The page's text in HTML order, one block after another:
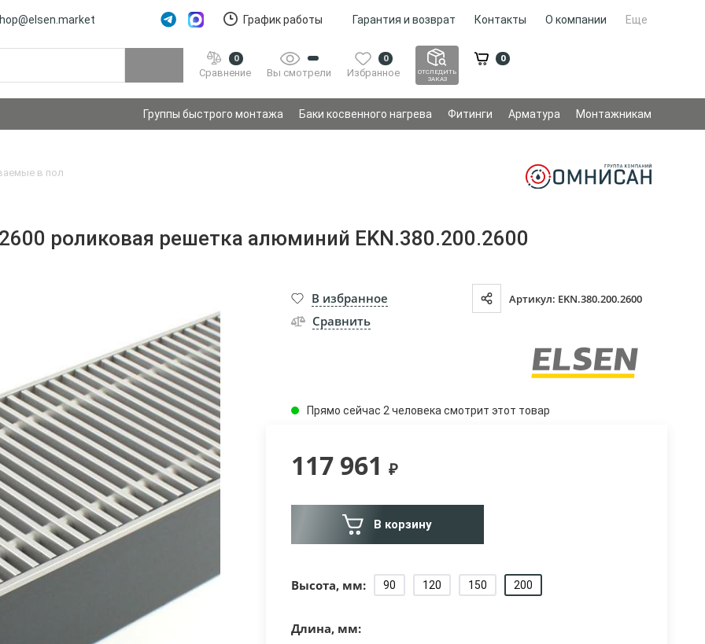
График работы Гарантия и возврат Контакты О компании Еще
0
Сравнение Вы смотрели
0
Избранное
ОТСЛЕДИТЬ
ЗАКАЗ
0
Группы быстрого монтажа Баки косвенного нагрева Фитинги Арматура Монтажникам
в пол
роликовая решетка алюминий EKN.380.200.2600
В избранное Артикул: EKN.380.200.2600
Сравнить
Прямо сейчас 2 человека смотрит этот товар
117 961 ₽
В корзину
Высота, мм: 90 120 150 200
Длина, мм: